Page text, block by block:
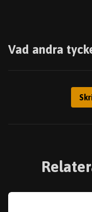
Vad andra